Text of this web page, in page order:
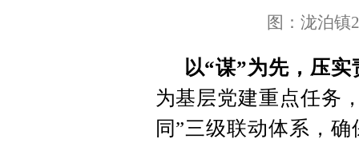
图：泷泊镇
以“谋”为先，压
为基层党建重点任务
同”三级联动体系，